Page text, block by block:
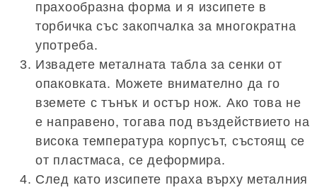
прахообразна форма и я изсипете в
торбичка със закопчалка за многократна
употреба.
Извадете металната табла за сенки от
опаковката. Можете внимателно да го
вземете с тънък и остър нож. Ако това не
е направено, тогава под въздействието на
висока температура корпусът, състоящ се
от пластмаса, се деформира.
След като изсипете праха върху металния